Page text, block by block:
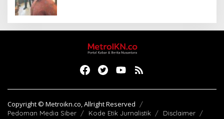
Copyright © Metroikn.co, Allright Reserved
Pedoman Media Siber Kode Etik Jurnalistik
Disclaimer